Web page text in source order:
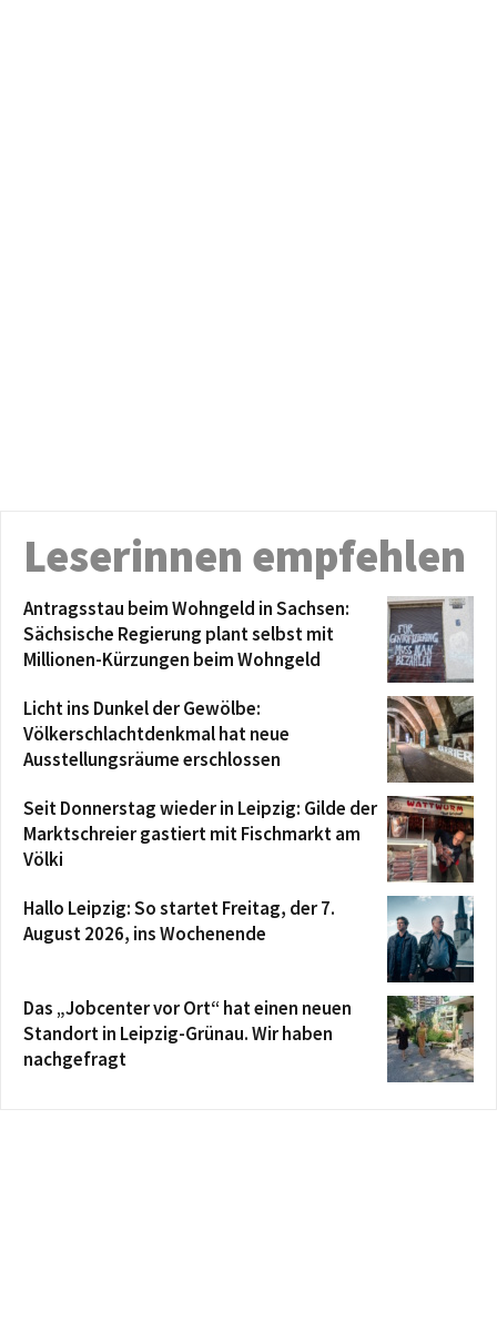
Leserinnen empfehlen
Antragsstau beim Wohngeld in Sachsen:
Sächsische Regierung plant selbst mit
Millionen-Kürzungen beim Wohngeld
Licht ins Dunkel der Gewölbe:
Völkerschlachtdenkmal hat neue
Ausstellungsräume erschlossen
Seit Donnerstag wieder in Leipzig: Gilde der
Marktschreier gastiert mit Fischmarkt am
Völki
Hallo Leipzig: So startet Freitag, der 7.
August 2026, ins Wochenende
Das „Jobcenter vor Ort“ hat einen neuen
Standort in Leipzig-Grünau. Wir haben
nachgefragt